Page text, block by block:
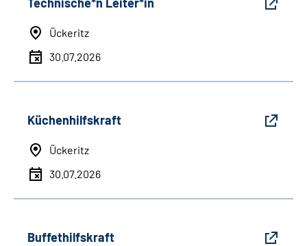
Ückeritz
30.07.2026
Küchenhilfskraft
Ückeritz
30.07.2026
Buffethilfskraft